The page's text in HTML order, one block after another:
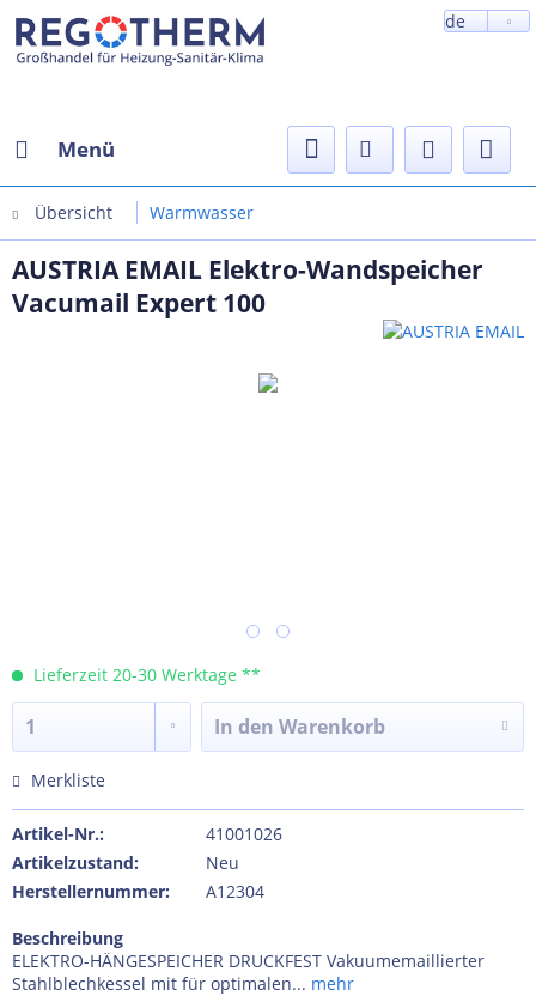
de
Menü
Übersicht Warmwasser
AUSTRIA EMAIL Elektro-Wandspeicher
Vacumail Expert 100
Lieferzeit 20-30 Werktage **
In den Warenkorb
Merkliste
Artikel-Nr.:
41001026
Artikelzustand:
Neu
Herstellernummer:
A12304
Beschreibung
ELEKTRO-HÄNGESPEICHER DRUCKFEST Vakuumemaillierter
Stahlblechkessel mit für optimalen... mehr